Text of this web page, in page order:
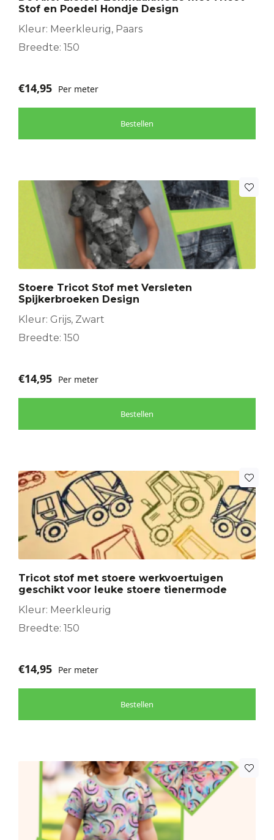
Stof en Poedel Hondje Design
Kleur: Meerkleurig, Paars
Breedte: 150
€14,95 Per meter
Bestellen
Stoere Tricot Stof met Versleten
Spijkerbroeken Design
Kleur: Grijs, Zwart
Breedte: 150
€14,95 Per meter
Bestellen
Tricot stof met stoere werkvoertuigen
geschikt voor leuke stoere tienermode
Kleur: Meerkleurig
Breedte: 150
€14,95 Per meter
Bestellen